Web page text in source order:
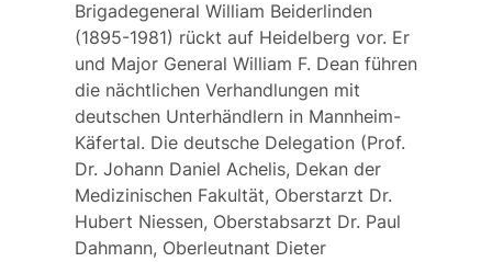
Brigadegeneral William Beiderlinden
(1895-1981) rückt auf Heidelberg vor. Er
und Major General William F. Dean führen
die nächtlichen Verhandlungen mit
deutschen Unterhändlern in Mannheim-
Käfertal. Die deutsche Delegation (Prof.
Dr. Johann Daniel Achelis, Dekan der
Medizinischen Fakultät, Oberstarzt Dr.
Hubert Niessen, Oberstabsarzt Dr. Paul
Dahmann, Oberleutnant Dieter